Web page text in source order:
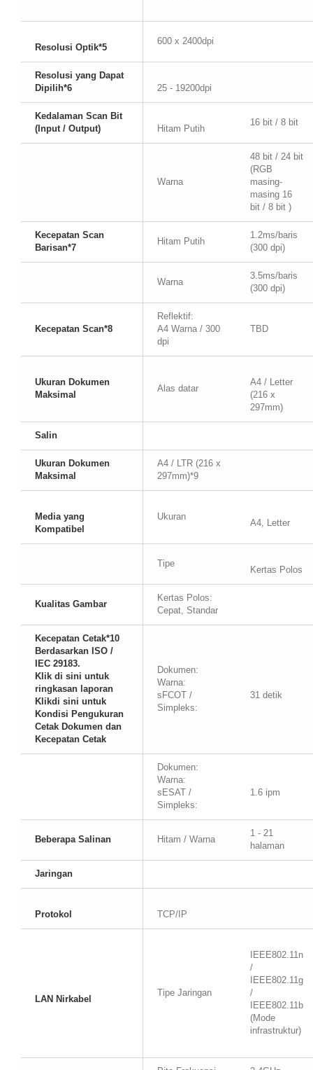
Resolusi Optik*5
600 x 2400dpi
Resolusi yang Dapat
Dipilih*6
25 - 19200dpi
Kedalaman Scan Bit
(Input / Output)
Hitam Putih
16 bit / 8 bit
Warna
48 bit / 24 bit
(RGB
masing-
masing 16
bit / 8 bit )
Kecepatan Scan
Barisan*7
Hitam Putih
1.2ms/baris
(300 dpi)
Warna
3.5ms/baris
(300 dpi)
Kecepatan Scan*8
Reflektif:
A4 Warna / 300
dpi
TBD
Ukuran Dokumen
Maksimal
Alas datar
A4 / Letter
(216 x
297mm)
Salin
Ukuran Dokumen
Maksimal
A4 / LTR (216 x
297mm)*9
Media yang
Kompatibel
Ukuran
A4, Letter
Tipe
Kertas Polos
Kualitas Gambar
Kertas Polos:
Cepat, Standar
Kecepatan Cetak*10
Berdasarkan ISO /
IEC 29183.
Klik di sini untuk
ringkasan laporan
Klikdi sini untuk
Kondisi Pengukuran
Cetak Dokumen dan
Kecepatan Cetak
Dokumen:
Warna:
sFCOT /
Simpleks:
31 detik
Dokumen:
Warna:
sESAT /
Simpleks:
1.6 ipm
Beberapa Salinan Hitam / Warna
1 - 21
halaman
Jaringan
Protokol TCP/IP
LAN Nirkabel
Tipe Jaringan
IEEE802.11n
/
IEEE802.11g
/
IEEE802.11b
(Mode
infrastruktur)